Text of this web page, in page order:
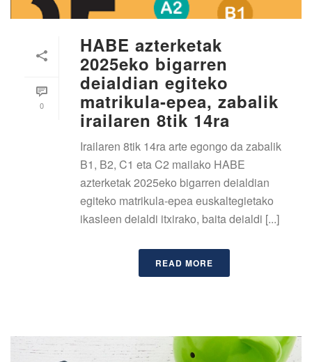
0
HABE azterketak
2025eko bigarren
deialdian egiteko
matrikula-epea, zabalik
irailaren 8tik 14ra
Irailaren 8tik 14ra arte egongo da zabalik
B1, B2, C1 eta C2 mailako HABE
azterketak 2025eko bigarren deialdian
egiteko matrikula-epea euskaltegietako
ikasleen deialdi itxirako, baita deialdi [...]
READ MORE